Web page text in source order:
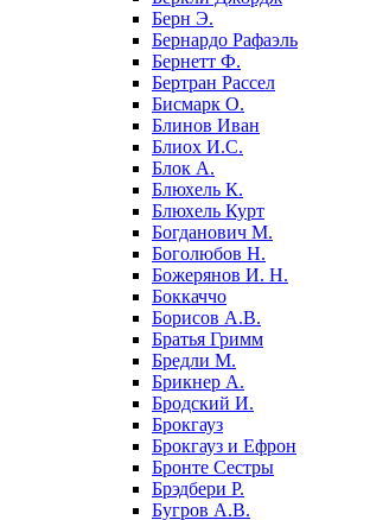
Берн Э.
Бернардо Рафаэль
Бернетт Ф.
Бертран Рассел
Бисмарк О.
Блинов Иван
Блиох И.С.
Блок А.
Блюхель К.
Блюхель Курт
Богданович М.
Боголюбов Н.
Божерянов И. Н.
Боккаччо
Борисов А.В.
Братья Гримм
Бредли М.
Брикнер А.
Бродский И.
Брокгауз
Брокгауз и Ефрон
Бронте Сестры
Брэдбери Р.
Бугров А.В.